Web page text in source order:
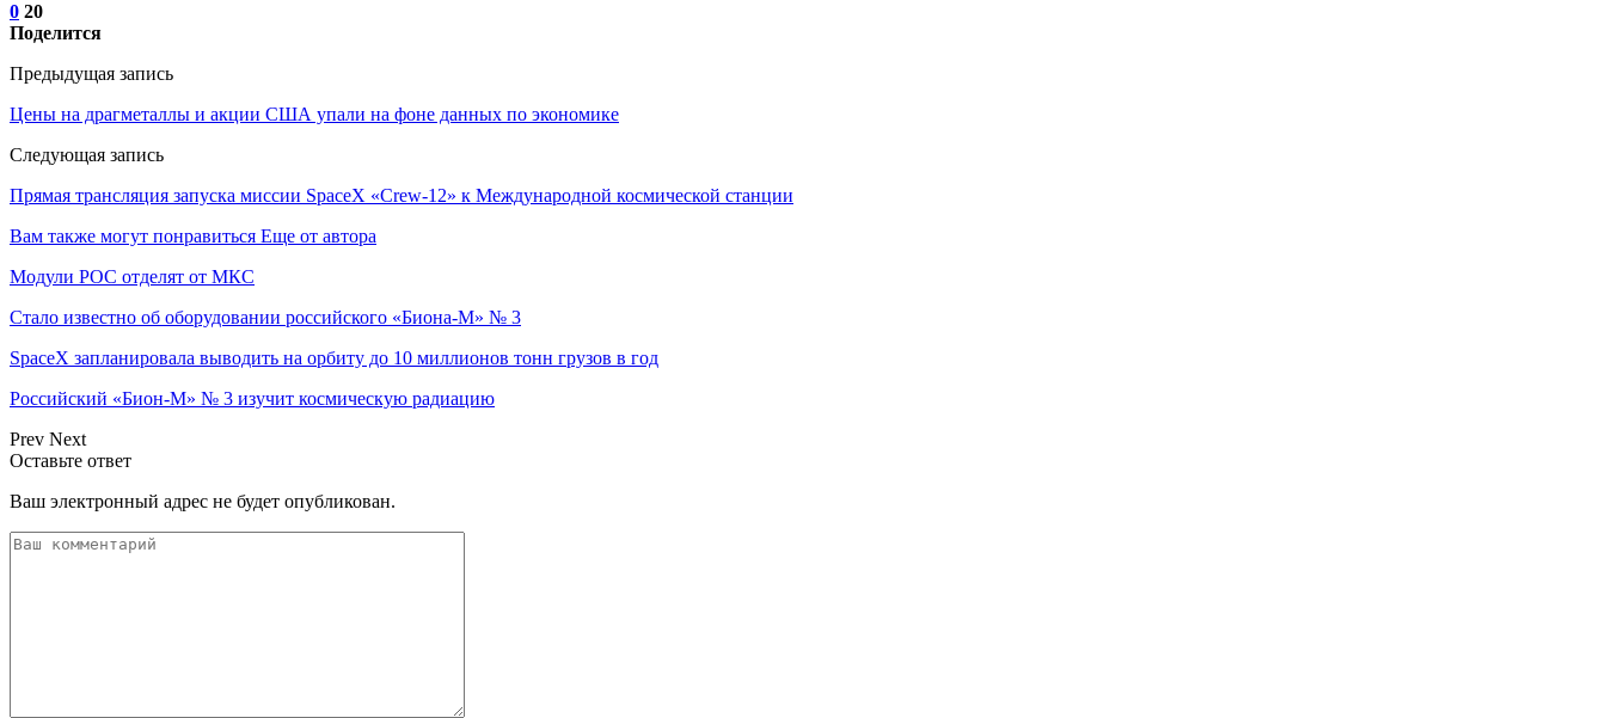
0 20
Поделится
Предыдущая запись
Цены на драгметаллы и акции США упали на фоне данных по экономике
Следующая запись
Прямая трансляция запуска миссии SpaceX «Crew-12» к Международной космической станции
Вам также могут понравиться Еще от автора
Модули РОС отделят от МКС
Стало известно об оборудовании российского «Биона-М» № 3
SpaceX запланировала выводить на орбиту до 10 миллионов тонн грузов в год
Российский «Бион-М» № 3 изучит космическую радиацию
Prev Next
Оставьте ответ
Ваш электронный адрес не будет опубликован.